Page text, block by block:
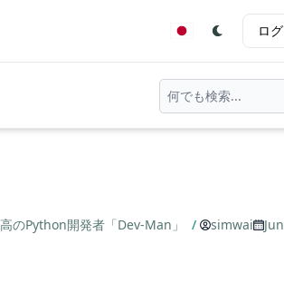
ロ
のPython開発者「Dev-Man」 / simwai